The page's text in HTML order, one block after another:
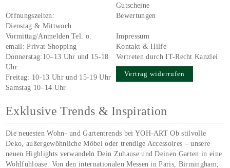
Öffnungszeiten:
Dienstag & Mittwoch
Vormittag/Anmelden Tel. o.
email:Privat Shopping
Donnerstag:10–13 Uhr und 15-18
Uhr
Freitag: 10-13 Uhr und 15-19 Uhr
Samstag 10–14 Uhr
Gutscheine
Bewertungen
Impressum
Kontakt & Hilfe
Vertreten durch IT-Recht Kanzlei
Vertrag widerrufen
Exklusive Trends & Inspiration
Die neuesten Wohn- und Gartentrends bei YOH‑ART Ob stilvolle
Deko, außergewöhnliche Möbel oder trendige Accessoires – unsere
neuen Highlights verwandeln Dein Zuhause und Deinen Garten in eine
Wohlfühloase. Von den internationalen Messen in Paris, Birmingham,